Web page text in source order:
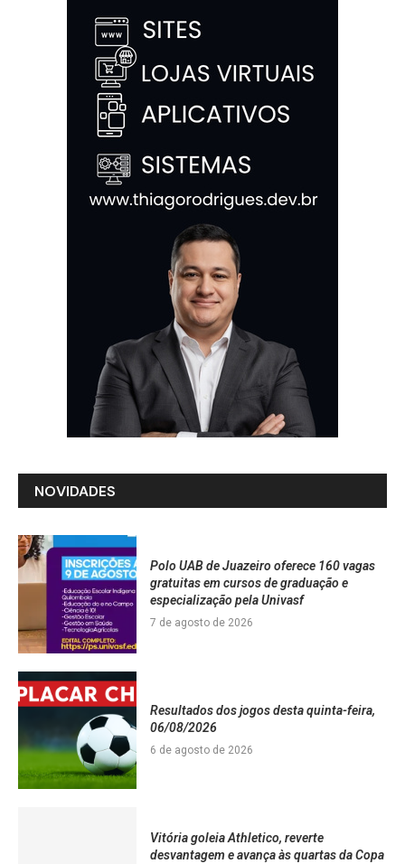
NOVIDADES
Polo UAB de Juazeiro oferece 160 vagas
gratuitas em cursos de graduação e
especialização pela Univasf
7 de agosto de 2026
Resultados dos jogos desta quinta-feira,
06/08/2026
6 de agosto de 2026
Vitória goleia Athletico, reverte
desvantagem e avança às quartas da Copa